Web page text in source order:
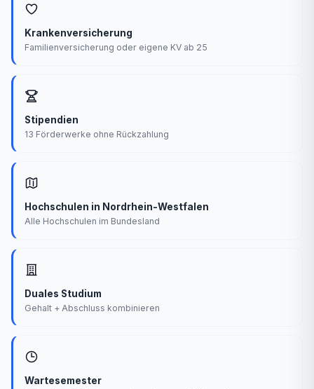
Krankenversicherung
Familienversicherung oder eigene KV ab 25
Stipendien
13 Förderwerke ohne Rückzahlung
Hochschulen in Nordrhein-Westfalen
Alle Hochschulen im Bundesland
Duales Studium
Gehalt + Abschluss kombinieren
Wartesemester